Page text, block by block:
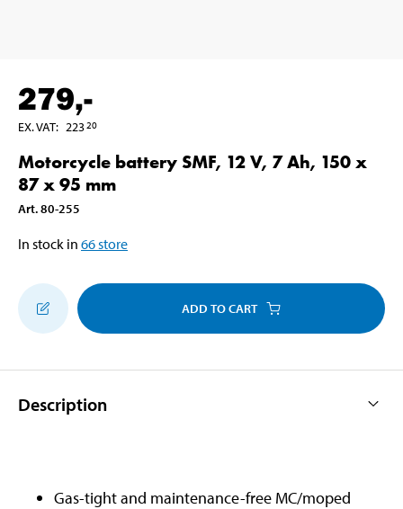
279,-
EX. VAT: 22320
Motorcycle battery SMF, 12 V, 7 Ah, 150 x
87 x 95 mm
Art.80-255
In stock in 66store
ADD TO CART
Description
Gas-tight and maintenance-free MC/moped